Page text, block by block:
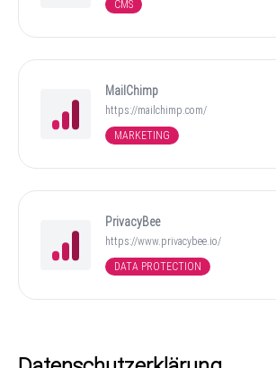
CMS
MailChimp
https://mailchimp.com/
MARKETING
PrivacyBee
https://www.privacybee.io/
DATA PROTECTION